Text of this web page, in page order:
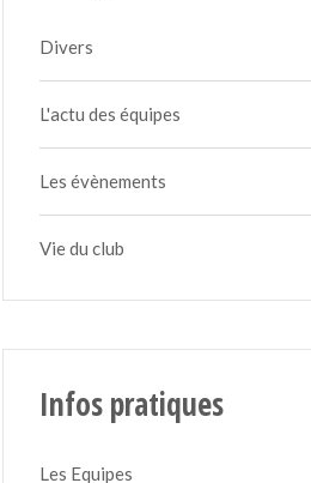
Divers
L'actu des équipes
Les évènements
Vie du club
Infos pratiques
Les Equipes